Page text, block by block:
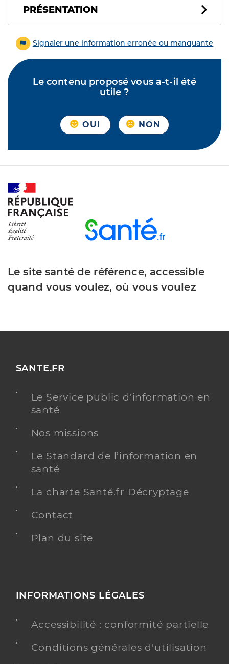
PRÉSENTATION
Signaler une information erronée ou manquante
Le contenu proposé vous a-t-il été
utile ?
OUI NON
Le site santé de référence, accessible
quand vous voulez, où vous voulez
SANTE.FR
Le Service public d'information en
santé
Nos missions
Le Standard de l’information en
santé
La charte Santé.fr Décryptage
Contact
Plan du site
INFORMATIONS LÉGALES
Accessibilité : conformité partielle
Conditions générales d'utilisation